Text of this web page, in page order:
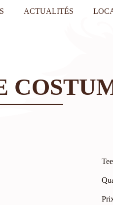
ACTUALITÉS